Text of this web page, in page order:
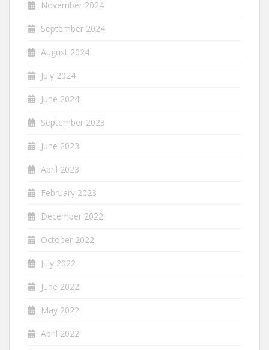
November 2024
September 2024
August 2024
July 2024
June 2024
September 2023
June 2023
April 2023
February 2023
December 2022
October 2022
July 2022
June 2022
May 2022
April 2022